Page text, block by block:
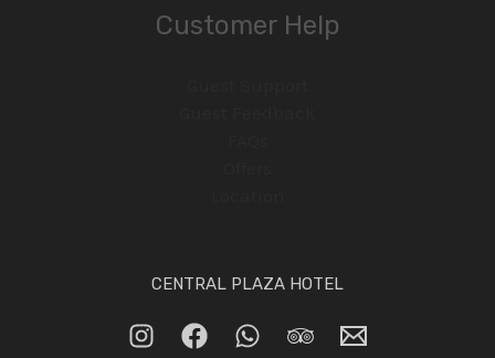
Customer Help
CENTRAL PLAZA HOTEL